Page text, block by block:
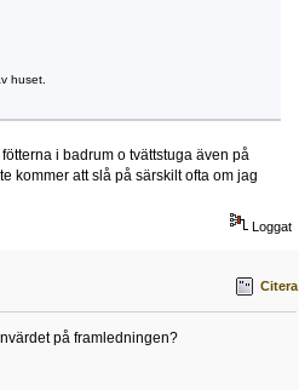
huset.
i badrum o tvättstuga även på
kommer att slå på särskilt ofta om jag
Loggat
Citera
på framledningen?